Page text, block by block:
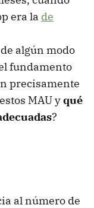
era la de
algún modo
fundamento
precisamente
MAU yqué
?
al número de